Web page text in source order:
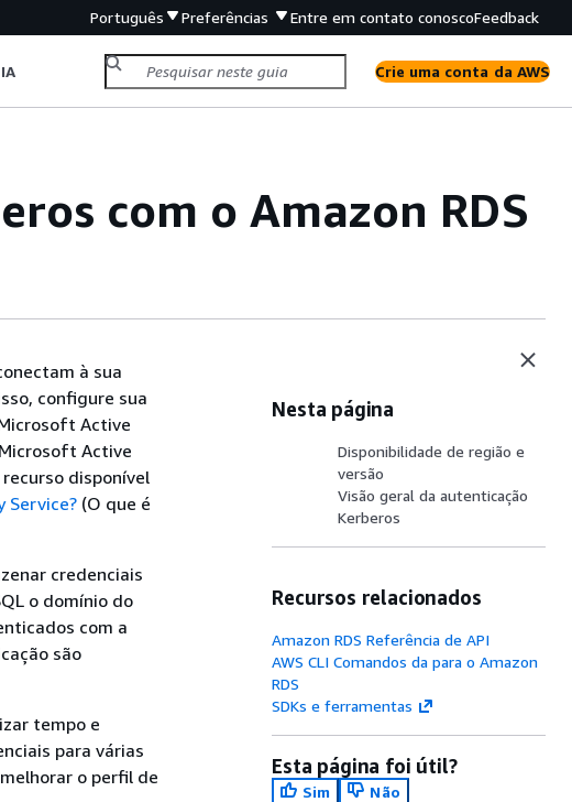
Português Preferências Entre em contato conoscoFeedback
Crie uma conta da AWS
com o Amazon RDS
à sua
configure sua
Active
Active
disponível
Service? (O que é
credenciais
o domínio do
com a
são
tempo e
para várias
o perfil de
Nesta página
Disponibilidade de região e
versão
Visão geral da autenticação
Kerberos
Recursos relacionados
Amazon RDS Referência de API
AWS CLI Comandos da para o Amazon
RDS
SDKs e ferramentas
Esta página foi útil?
Sim
Não